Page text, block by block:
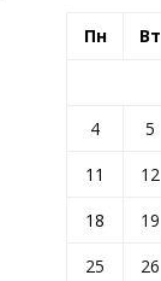
Пн Вт
4
5
11
12
18
19
25
26